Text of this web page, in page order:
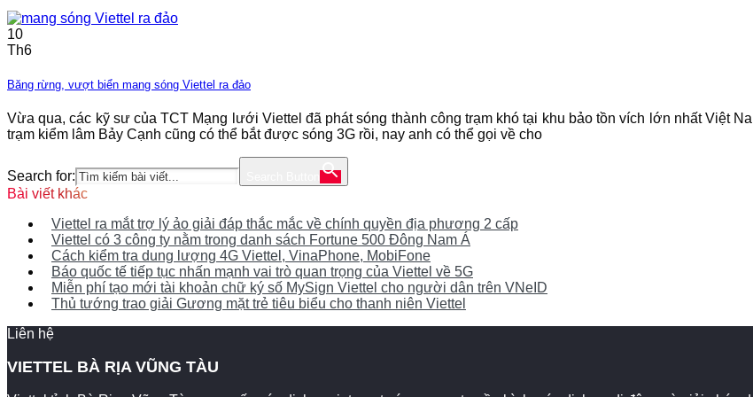
10
Th6
Băng rừng, vượt biển mang sóng Viettel ra đảo
Vừa qua, các kỹ sư của TCT Mạng lưới Viettel đã phát sóng thành công trạm khó tại khu bảo tồn vích lớn nhất Việt
trạm kiểm lâm Bảy Cạnh cũng có thể bắt được sóng 3G rồi, nay anh có thể gọi về cho
Search for:
Bài viết khác
Viettel ra mắt trợ lý ảo giải đáp thắc mắc về chính quyền địa phương 2 cấp
Viettel có 3 công ty nằm trong danh sách Fortune 500 Đông Nam Á
Cách kiểm tra dung lượng 4G Viettel, VinaPhone, MobiFone
Báo quốc tế tiếp tục nhấn mạnh vai trò quan trọng của Viettel về 5G
Miễn phí tạo mới tài khoản chữ ký số MySign Viettel cho người dân trên VNeID
Thủ tướng trao giải Gương mặt trẻ tiêu biểu cho thanh niên Viettel
Liên hệ
VIETTEL BÀ RỊA VŨNG TÀU